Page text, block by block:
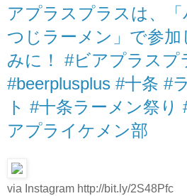
アプラスプラスは、
つじラーメン」で参加
みに！ #ビアプラスプ
#beerplusplus #十条 #
ト #十条ラーメン祭り
アプライケメン部
via Instagram http://bit.ly/2S48Pfc